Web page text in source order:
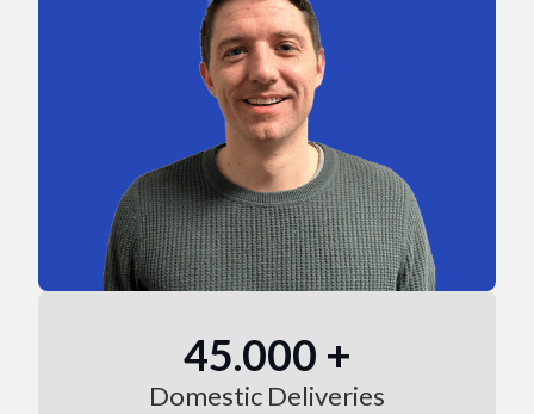
45.000 +
Domestic Deliveries